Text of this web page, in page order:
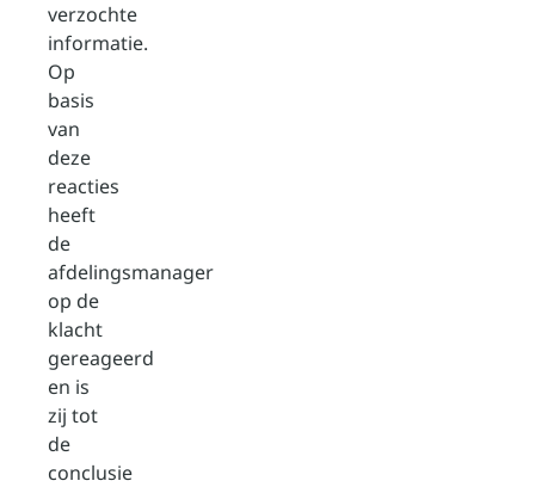
verzochte
informatie.
Op
basis
van
deze
reacties
heeft
de
afdelingsmanager
op de
klacht
gereageerd
en is
zij tot
de
conclusie